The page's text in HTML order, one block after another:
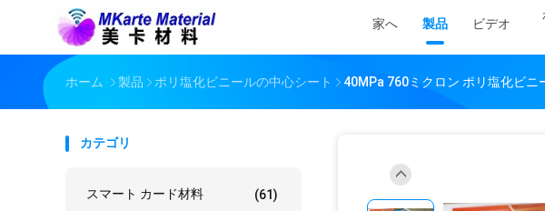
家へ 製品 ビデオ
ホーム 製品 ポリ塩化ビニールの中心シート 40MPa 760ミクロン ポリ塩化ビ
カテゴリ
スマート カード材料 (61)